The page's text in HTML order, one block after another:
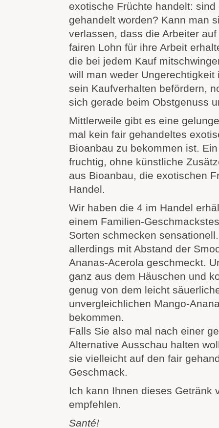
exotische Früchte handelt:
gehandelt worden? Kann man
verlassen, dass die Arbeiter
fairen Lohn für ihre Arbeit
die bei jedem Kauf
will man weder Ungerechtigkeit
sein Kaufverhalten befördern,
sich gerade beim Obstgenuss
Mittlerweile gibt es eine
mal kein fair gehandeltes
Bioanbau zu bekommen ist.
fruchtig, ohne künstliche
aus Bioanbau, die exotischen
Handel.
Wir haben die 4 im Handel
einem Familien-
Sorten schmecken
allerdings mit Abstand der
Ananas-Acerola geschmeckt.
ganz aus dem Häuschen und
genug von dem leicht
unvergleichlichen Mango-
bekommen.
Falls Sie also mal nach einer
Alternative Ausschau halten
sie vielleicht auf den fair
Geschmack.
Ich kann Ihnen dieses Getränk
empfehlen.
Santé!